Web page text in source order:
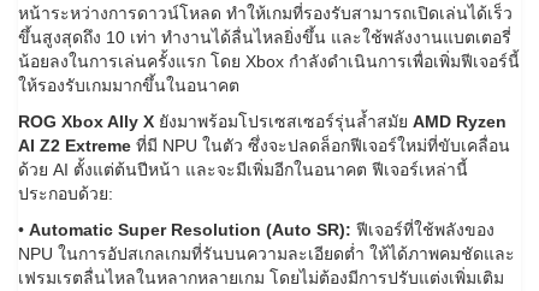
หน้าระหว่างการดาวน์โหลด ทำให้เกมที่รองรับสามารถเปิดเล่นได้เร็ว
ขึ้นสูงสุดถึง 10 เท่า ทำงานได้ลื่นไหลยิ่งขึ้น และใช้พลังงานแบตเตอรี่
น้อยลงในการเล่นครั้งแรก โดย Xbox กำลังดำเนินการเพื่อเพิ่มฟีเจอร์นี้
ให้รองรับเกมมากขึ้นในอนาคต
ROG Xbox Ally X ยังมาพร้อมโปรเซสเซอร์รุ่นล้ำสมัย AMD Ryzen
AI Z2 Extreme ที่มี NPU ในตัว ซึ่งจะปลดล็อกฟีเจอร์ใหม่ที่ขับเคลื่อน
ด้วย AI ตั้งแต่ต้นปีหน้า และจะมีเพิ่มอีกในอนาคต ฟีเจอร์เหล่านี้
ประกอบด้วย:
• Automatic Super Resolution (Auto SR): ฟีเจอร์ที่ใช้พลังของ
NPU ในการอัปสเกลเกมที่รันบนความละเอียดต่ำ ให้ได้ภาพคมชัดและ
เฟรมเรตลื่นไหลในหลากหลายเกม โดยไม่ต้องมีการปรับแต่งเพิ่มเติม